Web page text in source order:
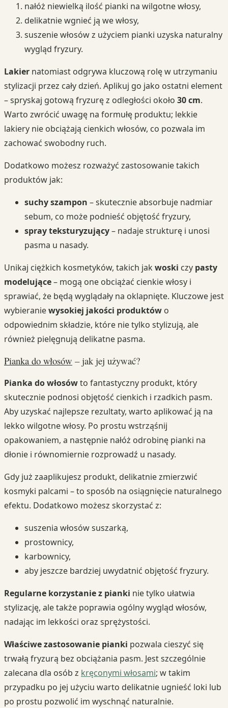
nałóż niewielką ilość pianki na wilgotne włosy,
delikatnie wgnieć ją we włosy,
suszenie włosów z użyciem pianki uzyska naturalny
wygląd fryzury.
Lakier natomiast odgrywa kluczową rolę w utrzymaniu
stylizacji przez cały dzień. Aplikuj go jako ostatni element
– spryskaj gotową fryzurę z odległości około 30 cm.
Warto zwrócić uwagę na formułę produktu; lekkie
lakiery nie obciążają cienkich włosów, co pozwala im
zachować swobodny ruch.
Dodatkowo możesz rozważyć zastosowanie takich
produktów jak:
suchy szampon – skutecznie absorbuje nadmiar
sebum, co może podnieść objętość fryzury,
spray teksturyzujący– nadaje strukturę i unosi
pasma u nasady.
Unikaj ciężkich kosmetyków, takich jak woski czy pasty
modelujące– mogą one obciążać cienkie włosy i
sprawiać, że będą wyglądały na oklapnięte. Kluczowe jest
wybieraniewysokiej jakości produktów o
odpowiednim składzie, które nie tylko stylizują, ale
również pielęgnują delikatne pasma.
Pianka do włosów – jak jej używać?
Pianka do włosówto fantastyczny produkt, który
skutecznie podnosi objętość cienkich i rzadkich pasm.
Aby uzyskać najlepsze rezultaty, warto aplikować ją na
lekko wilgotne włosy. Po prostu wstrząśnij
opakowaniem, a następnie nałóż odrobinę pianki na
dłonie i równomiernie rozprowadź u nasady.
Gdy już zaaplikujesz produkt, delikatnie zmierzwić
kosmyki palcami – to sposób na osiągnięcie naturalnego
efektu. Dodatkowo możesz skorzystać z:
suszenia włosów suszarką,
prostownicy,
karbownicy,
aby jeszcze bardziej uwydatnić objętość fryzury.
Regularne korzystanie z pianki nie tylko ułatwia
stylizację, ale także poprawia ogólny wygląd włosów,
nadając im lekkości oraz sprężystości.
Właściwe zastosowanie pianki pozwala cieszyć się
trwałą fryzurą bez obciążania pasm. Jest szczególnie
zalecana dla osób z kręconymi włosami; w takim
przypadku po jej użyciu warto delikatnie ugnieść loki lub
po prostu pozwolić im wyschnąć naturalnie.